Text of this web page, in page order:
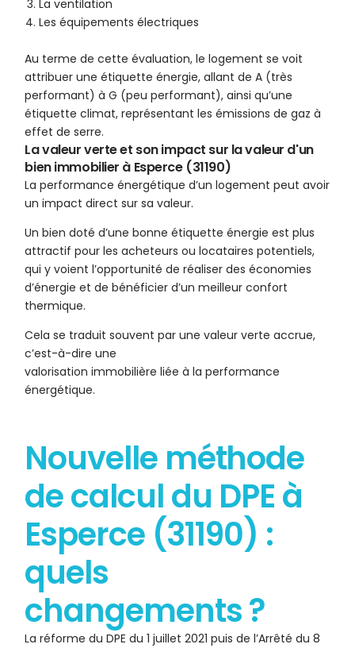
La ventilation
Les équipements électriques
Au terme de cette évaluation, le logement se voit
attribuer une étiquette énergie, allant de A (très
performant) à G (peu performant), ainsi qu’une
étiquette climat, représentant les émissions de gaz à
effet de serre.
La valeur verte et son impact sur la valeur d'un
bien immobilier à Esperce (31190)
La performance énergétique d’un logement peut avoir
un impact direct sur sa valeur.
Un bien doté d’une bonne étiquette énergie est plus
attractif pour les acheteurs ou locataires potentiels,
qui y voient l’opportunité de réaliser des économies
d’énergie et de bénéficier d’un meilleur confort
thermique.
Cela se traduit souvent par une valeur verte accrue,
c’est-à-dire une
valorisation immobilière liée à la performance
énergétique.
Nouvelle méthode
de calcul du DPE à
Esperce (31190) :
quels
changements ?
La réforme du DPE du 1 juillet 2021 puis de l’Arrêté du 8